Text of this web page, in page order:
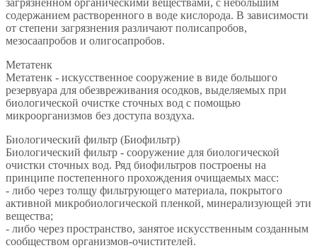
загрязненном органическими веществами, с небольшим
содержанием растворенного в воде кислорода. В зависимости
от степени загрязнения различают полисапробов,
мезосаапробов и олигосапробов.
Метатенк
Метатенк - искусственное сооружение в виде большого
резервуара для обезвреживания осодков, выделяемых при
биологической очистке сточных вод с помощью
микроорганизмов без доступа воздуха.
Биологический фильтр (Биофильтр)
Биологический фильтр - сооружение для биологической
очистки сточных вод. Ряд биофильтров построены на
принципе постепенного прохождения очищаемых масс:
- либо через толщу фильтрующего материала, покрытого
активной микробиологической пленкой, минерализующей эти
вещества;
- либо через пространство, занятое искусственным созданным
сообществом организмов-очистителей.